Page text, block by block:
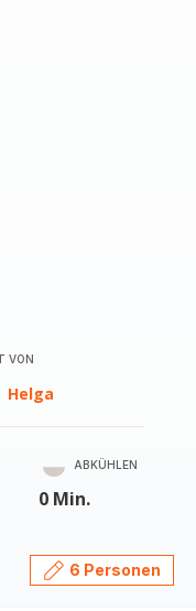
VON
Helga
ABKÜHLEN
0 Min.
6 Personen